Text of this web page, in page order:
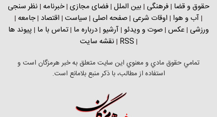
حقوق و قضا |فرهنگی | بین الملل |فضای مجازی |خبرنامه | نظر سنجی
|آب و هوا | اوقات شرعی |صفحه اصلی | سیاست | اقتصاد |جامعه |
ورزشی |عکس |صوت و ویدئو |آرشیو |درباره ما |تماس با ما | پیوند ها
|
RSS
| نقشه سایت
تمامي حقوق مادي و معنوي اين سايت متعلق به خبر هرمزگان است و
استفاده از مطالب، با ذکر منبع بلامانع است.